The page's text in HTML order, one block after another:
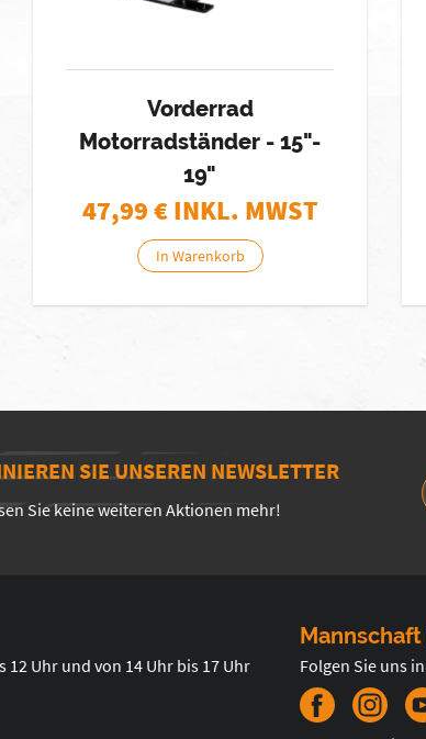
Vorderrad
Motorradständer - 15"-
19"
47,99€ INKL. MWST
In Warenkorb
SIE UNSEREN NEWSLETTER
Sie keine weiteren Aktionen mehr!
12 Uhr und von 14 Uhr bis 17 Uhr
Folgen Sie uns